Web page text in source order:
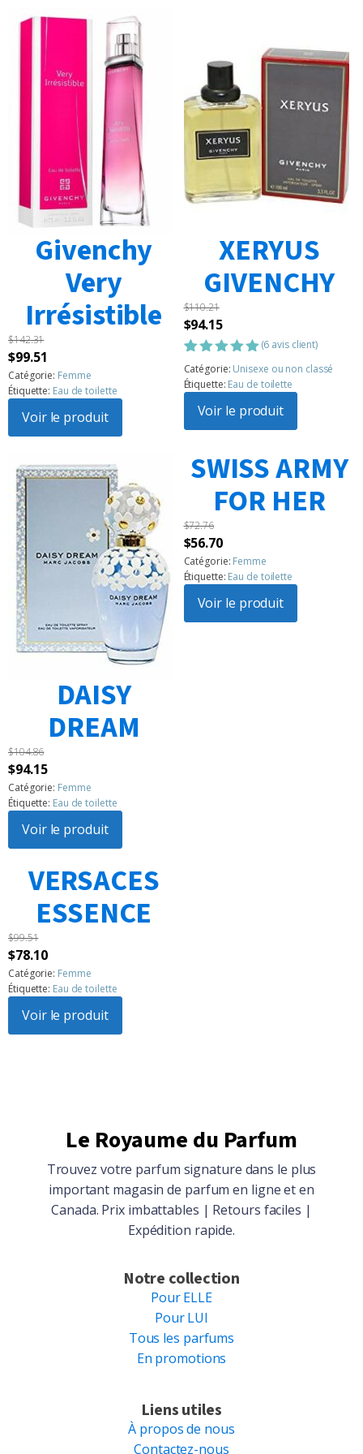
Givenchy
Very
Irrésistible
$142.31
Le
prix
initial
était :
$142.31.
$99.51
prix
actuel
est :
$99.51.
Catégorie: Femme
Étiquette: Eau de toilette
Voir le produit
XERYUS
GIVENCHY
$110.21
Le
prix
initial
était :
$110.21.
$94.15Le
prix
actuel
est :
$94.15.
Noté5.00
sur 5
basé sur
6
notations
client
(6 avis client)
Catégorie: Unisexe ou non classé
Étiquette: Eau de toilette
Voir le produit
DAISY
DREAM
$104.86
Le
prix
initial
était :
$104.86.
$94.15Le
prix
actuel
est :
$94.15.
Catégorie: Femme
Étiquette: Eau de toilette
Voir le produit
SWISS ARMY
FOR HER
$72.76
Le
prix
initial
était :
$72.76.
$56.70Le
prix
actuel
est :
$56.70.
Catégorie: Femme
Étiquette: Eau de toilette
Voir le produit
VERSACES
ESSENCE
$99.51
Le
prix
initial
était :
$99.51.
$78.10Le
prix
actuel
est :
$78.10.
Catégorie: Femme
Étiquette: Eau de toilette
Voir le produit
Le Royaume du Parfum
Trouvez votre parfum signature dans le plus
important magasin de parfum en ligne et en
Canada. Prix imbattables | Retours faciles |
Expédition rapide.
Notre collection
Pour ELLE
Pour LUI
Tous les parfums
En promotions
Liens utiles
À propos de nous
Contactez-nous